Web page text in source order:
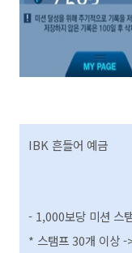
IBK 흔들어 예금
- 1,000보당 미션 스
* 스탬프 30개 이상